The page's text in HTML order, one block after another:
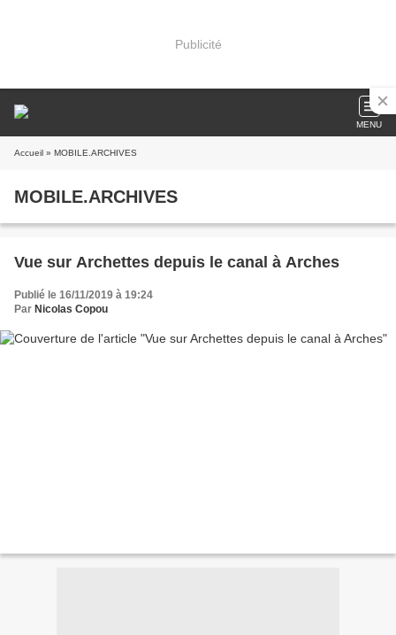
Publicité
MENU
Accueil » MOBILE.ARCHIVES
MOBILE.ARCHIVES
Vue sur Archettes depuis le canal à Arches
Publié le 16/11/2019 à 19:24
Par Nicolas Copou